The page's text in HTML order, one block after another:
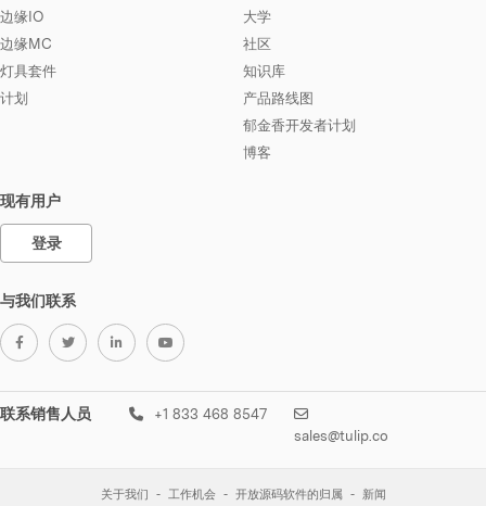
边缘IO
边缘MC
灯具套件
计划
大学
社区
知识库
产品路线图
郁金香开发者计划
博客
现有用户
登录
与我们联系
联系销售人员
+1 833 468 8547
sales@tulip.co
关于我们 工作机会 开放源码软件的归属 新闻